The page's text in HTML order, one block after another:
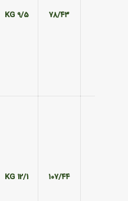
۷۸/۴۳ 9/5 KG
۱۰۷/۴۴ 12/1 KG